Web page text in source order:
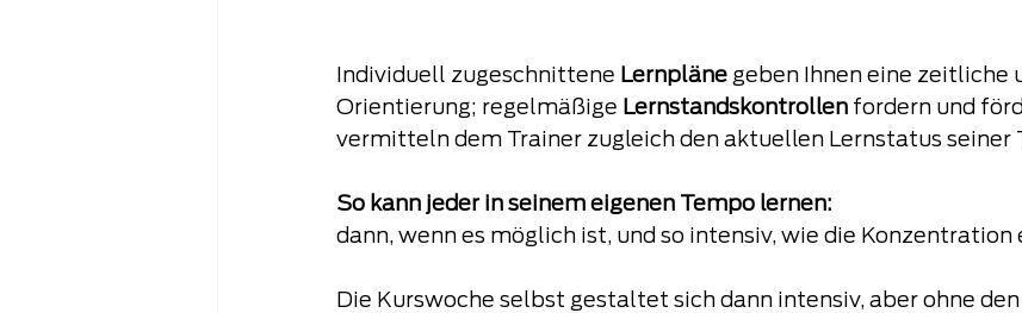
Individuell zugeschnittene Lernpläne geben Ihnen eine zeitliche
Orientierung; regelmäßige Lernstandskontrollen fordern und
vermitteln dem Trainer zugleich den aktuellen Lernstatus seiner
So kann jeder in seinem eigenen Tempo lernen:
dann, wenn es möglich ist, und so intensiv, wie die Konzentration
Die Kurswoche selbst gestaltet sich dann intensiv, aber ohne